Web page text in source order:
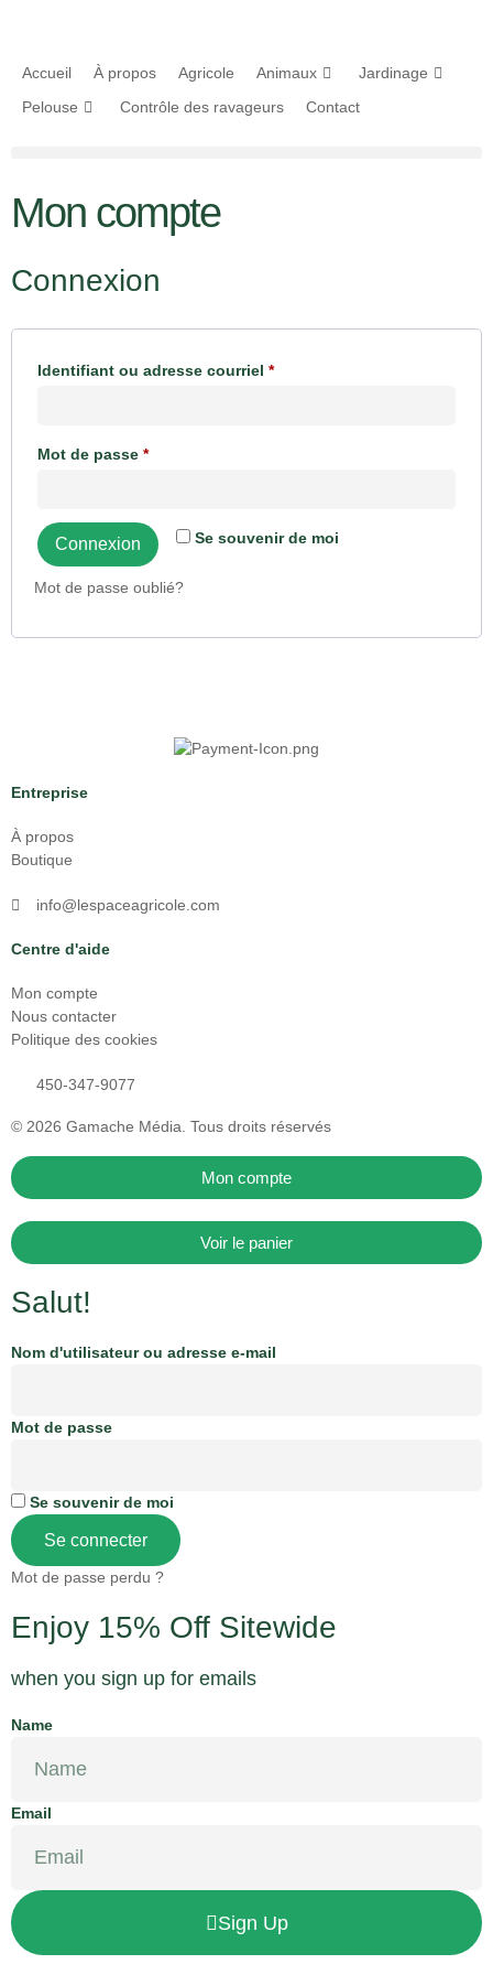
Accueil À propos Agricole Animaux
Jardinage
Pelouse
Contrôle des ravageurs Contact
Mon compte
Connexion
Identifiant ou adresse courriel *
Mot de passe *
Se souvenir de moi
Connexion
Mot de passe oublié?
Entreprise
À propos
Boutique
info@lespaceagricole.com
Centre d'aide
Mon compte
Nous contacter
Politique des cookies
450-347-9077
© 2026 Gamache Média. Tous droits réservés
Mon compte
Voir le panier
Salut!
Nom d'utilisateur ou adresse e-mail
Mot de passe
Se souvenir de moi
Se connecter
Mot de passe perdu ?
Enjoy 15% Off Sitewide
when you sign up for emails
Name
Email
Sign Up